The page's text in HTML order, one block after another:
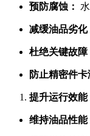
预防腐蚀：
减缓油品劣化
杜绝关键故障
防止精密件卡
提升运行效能
维持油品性能